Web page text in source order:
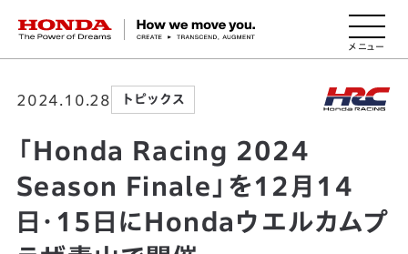
HONDA The Power of Dreams
2024.10.28 トピックス
「Honda Racing 2024
Season Finale」を12月14
日・15日にHondaウエルカムプ